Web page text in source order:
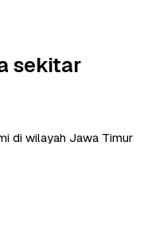
sekitar
di wilayah Jawa Timur